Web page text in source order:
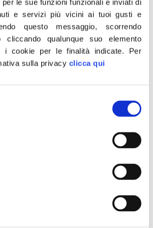
le sue funzioni funzionali e inviati di
e servizi più vicini ai tuoi gusti e
questo messaggio, scorrendo
cliccando qualunque suo elemento
i cookie per le finalità indicate. Per
sulla privacy clicca qui
Rotelli:
spaccata su
per
Stretto
giorno che chiedeva al governo di